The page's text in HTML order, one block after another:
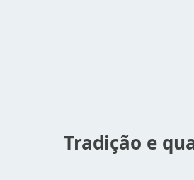
Tradição e